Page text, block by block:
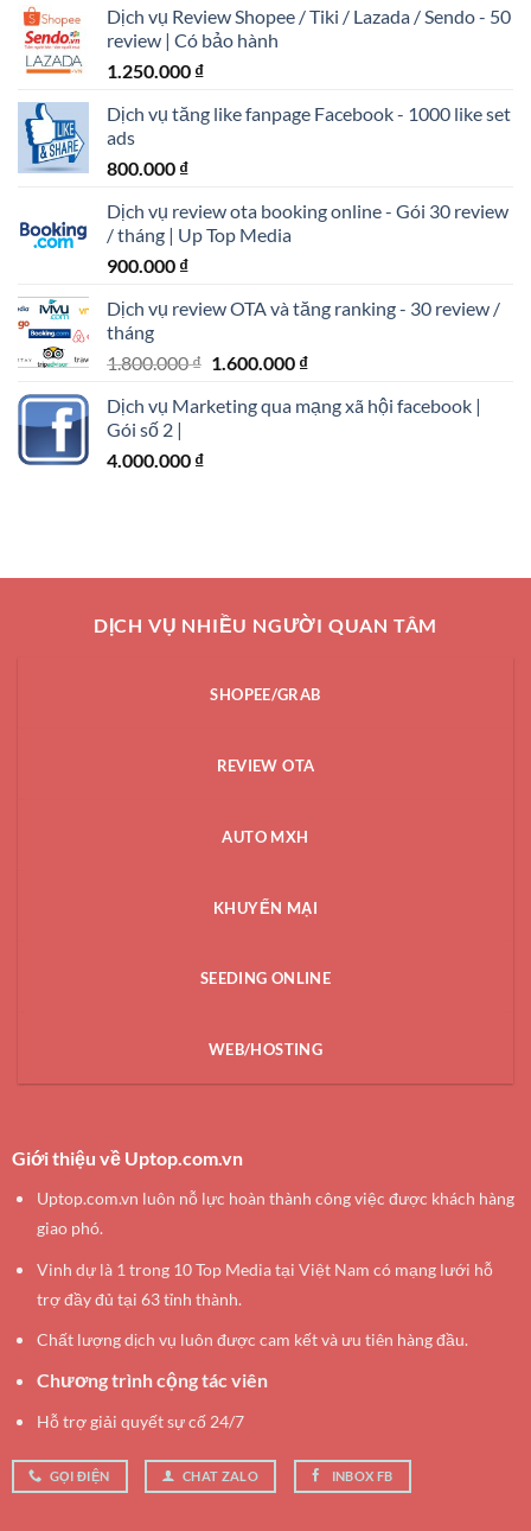
Dịch vụ Review Shopee / Tiki / Lazada / Sendo - 50
review | Có bảo hành
1.250.000 ₫
Dịch vụ tăng like fanpage Facebook - 1000 like set
ads
800.000 ₫
Dịch vụ review ota booking online - Gói 30 review
/ tháng | Up Top Media
900.000 ₫
Dịch vụ review OTA và tăng ranking - 30 review /
tháng
1.800.000₫ Giá
là:
1.600.000 ₫Giá
tại
Dịch vụ Marketing qua mạng xã hội facebook |
Gói số 2 |
4.000.000 ₫
DỊCH VỤ NHIỀU NGƯỜI QUAN TÂM
SHOPEE/GRAB
REVIEW OTA
AUTO MXH
KHUYẾN MẠI
SEEDING ONLINE
WEB/HOSTING
Giới thiệu về Uptop.com.vn
Uptop.com.vn luôn nỗ lực hoàn thành công việc được khách hàng
giao phó.
Vinh dự là 1 trong 10 Top Media tại Việt Nam có mạng lưới hỗ
trợ đầy đủ tại 63 tỉnh thành.
Chất lượng dịch vụ luôn được cam kết và ưu tiên hàng đầu.
Chương trình cộng tác viên
Hỗ trợ giải quyết sự cố 24/7
GỌI ĐIỆN CHAT ZALO INBOX FB